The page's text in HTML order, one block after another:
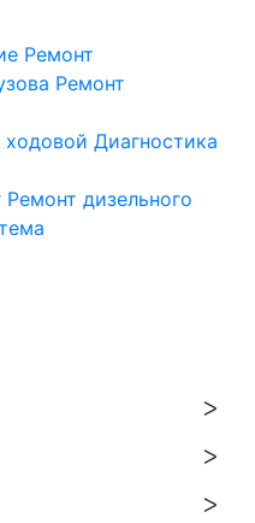
Ремонт
Ремонт
ходовой Диагностика
Ремонт дизельного